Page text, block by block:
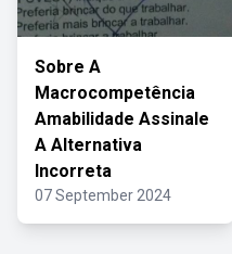
Sobre A
Macrocompetência
Amabilidade Assinale
A Alternativa
Incorreta
07 September 2024